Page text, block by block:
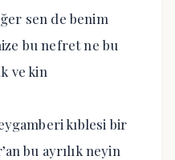
sen de benim
bu nefret ne bu
ve kin
kıblesi bir
bu ayrılık neyin